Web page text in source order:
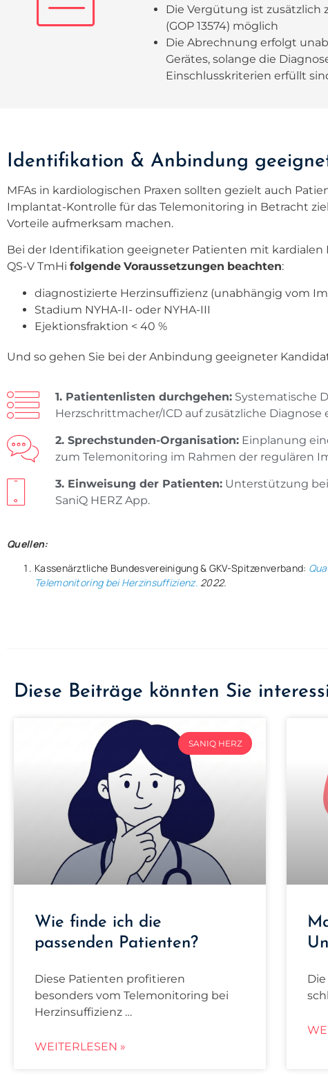
Die Vergütung ist
(GOP 13574) möglich
Die Abrechnung erfolgt
Gerätes, solange die
Einschlusskriterien erfüllt
Identifikation & Anbindung
MFAs in kardiologischen Praxen sollten gezielt auch
Implantat-Kontrolle für das Telemonitoring in Betracht
Vorteile aufmerksam machen.
Bei der Identifikation geeigneter Patienten mit kardialen
QS-V TmHi folgende Voraussetzungen beachten:
diagnostizierte Herzinsuffizienz (unabhängig vom
Stadium NYHA-II- oder NYHA-III
Ejektionsfraktion < 40 %
Und so gehen Sie bei der Anbindung geeigneter
1. Patientenlisten durchgehen: Systematische
Herzschrittmacher/ICD auf zusätzliche Diagnose
2. Sprechstunden-Organisation: Einplanung
zum Telemonitoring im Rahmen der regulären
3. Einweisung der Patienten: Unterstützung
SaniQ HERZ App.
Quellen:
Kassenärztliche Bundesvereinigung & GKV-Spitzenverband:
Telemonitoring bei Herzinsuffizienz. 2022.
Diese Beiträge könnten Sie
SANIQ HERZ
Wie finde ich die
passenden Patienten?
Diese Patienten profitieren
besonders vom Telemonitoring bei
Herzinsuffizienz …
WEITERLESEN »